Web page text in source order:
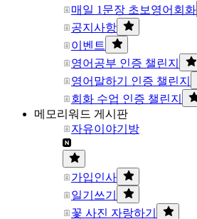
매일 1문장 초보영어회화
공지사항
이벤트
영어공부 인증 챌린지
영어말하기 인증 챌린지
회화 수업 인증 챌린지
메모리워드 게시판
자유이야기방
가입인사
일기쓰기
꽃 사진 자랑하기